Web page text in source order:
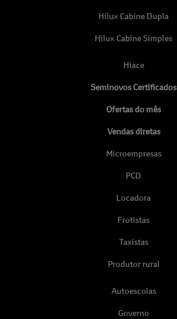
Hilux Cabine Dupla
Hilux Cabine Simples
Hiace
Seminovos Certificados
Ofertas do mês
Vendas diretas
Microempresas
PCD
Locadora
Frotistas
Taxistas
Produtor rural
Autoescolas
Governo